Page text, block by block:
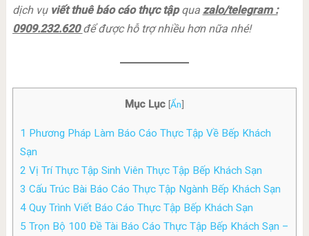
dịch vụ viết thuê báo cáo thực tậpqua zalo/telegram :
0909.232.620để được hỗ trợ nhiều hơn nữa nhé!
Mục Lục [Ẩn]
1 Phương Pháp Làm Báo Cáo Thực Tập Về Bếp Khách
Sạn
2 Vị Trí Thực Tập Sinh Viên Thực Tập Bếp Khách Sạn
3 Cấu Trúc Bài Báo Cáo Thực Tập Ngành Bếp Khách Sạn
4Quy Trình Viết Báo Cáo Thực Tập Bếp Khách Sạn
5 Trọn Bộ 100 Đề Tài Báo Cáo Thực Tập Bếp Khách Sạn –